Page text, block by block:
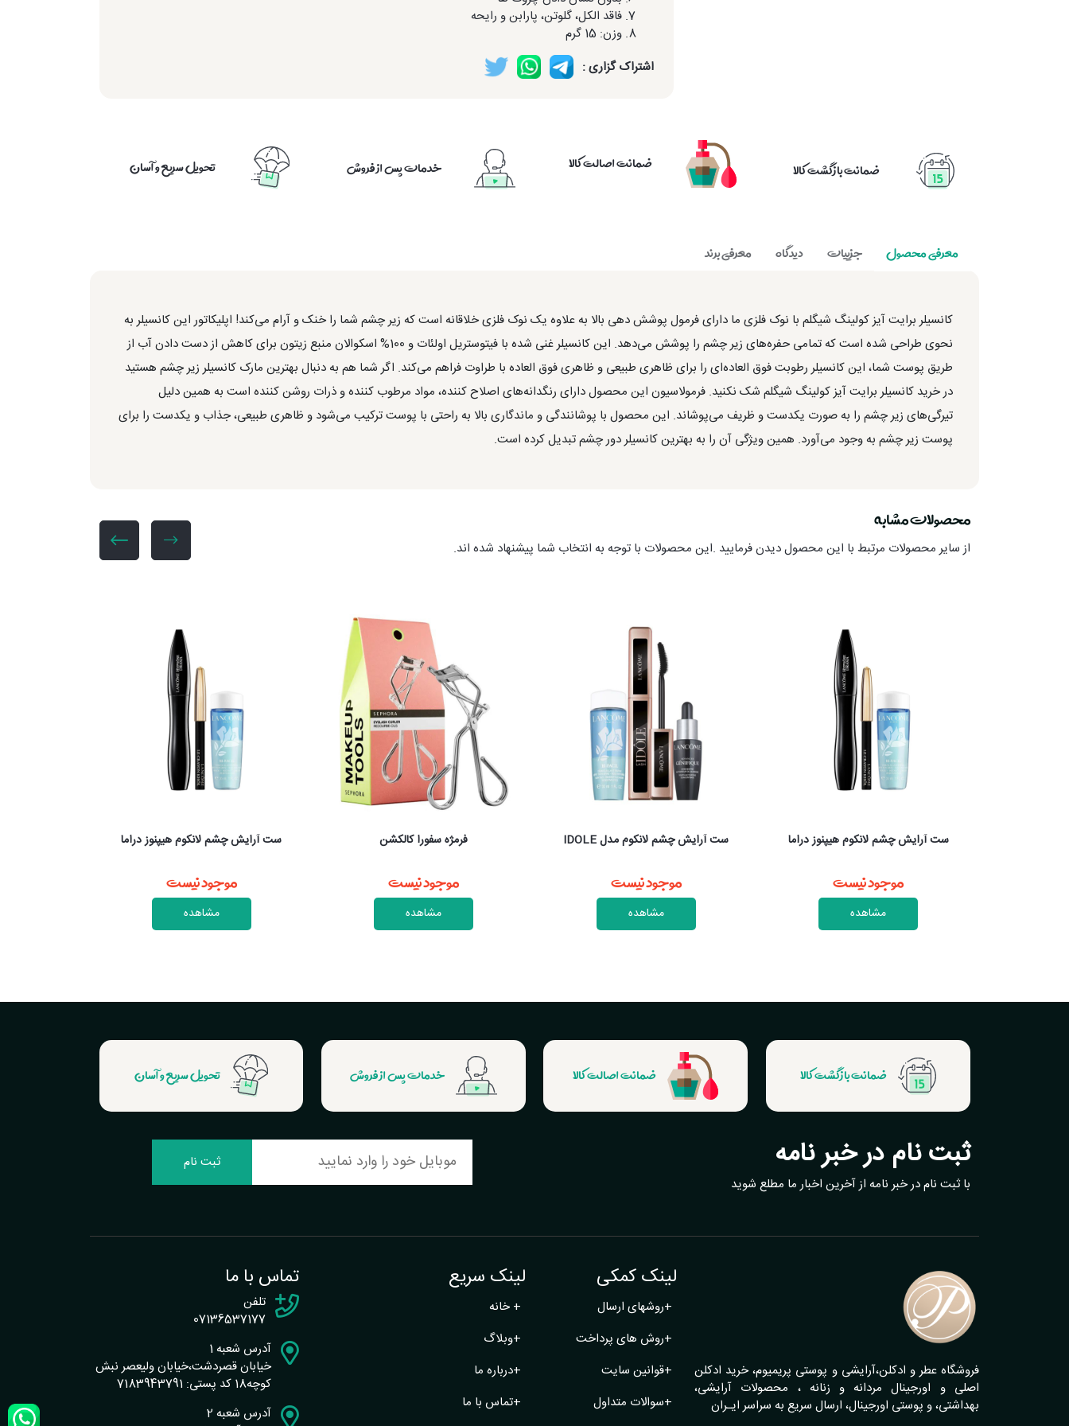
فاقد الکل، گلوتن، پارابن و رایحه
وزن: 15 گرم
اشتراک گزاری :
ضمانت بازگشت کالا ضمانت اصالت کالا خدمات پس از فروش تحویل سریع و آسان
معرفی محصول جزییات دیدگاه معرفی برند
کانسیلر برایت آیز کولینگ شیگلم با نوک فلزی ما دارای فرمول پوشش دهی بالا به علاوه یک نوک فلزی خلاقانه است که زیر چشم شما را خنک و آرام می‌کند! اپلیکاتور این کانسیلر به
نحوی طراحی شده است که تمامی حفره‌های زیر چشم را پوشش می‌دهد. این کانسیلر غنی شده با فیتوستریل اولئات و 100% اسکوالان منبع زیتون برای کاهش از دست دادن آب از
طریق پوست شما، این کانسیلر رطوبت فوق العاده‌ای را برای ظاهری طبیعی و ظاهری فوق العاده با طراوت فراهم می‌کند. اگر شما هم به دنبال بهترین مارک کانسیلر زیر چشم هستید
در خرید کانسیلر برایت آیز کولینگ شیگلم شک نکنید. فرمولاسیون این محصول دارای رنگدانه‌های اصلاح کننده، مواد مرطوب کننده و ذرات روشن کننده است به همین دلیل
تیرگی‌های زیر چشم را به صورت یکدست و ظریف می‌پوشاند. این محصول با پوشانندگی و ماندگاری بالا به راحتی با پوست ترکیب می‌شود و ظاهری طبیعی، جذاب و یکدست را برای
پوست زیر چشم به وجود می‌آورد‌. همین ویژگی آن را به بهترین کانسیلر دور چشم تبدیل کرده است.
محصولات مشابه
از سایر محصولات مرتبط با این محصول دیدن فرمایید .این محصولات با توجه به انتخاب شما پیشنهاد شده اند.
ست آرایش چشم لانکوم مدل IDOLE
موجود نیست
مشاهده
فرمژه سفورا کالکشن
موجود نیست
مشاهده
ست آرایش چشم لانکوم هیپنوز دراما
موجود نیست
مشاهده
ست آرایش چشم لانکوم مدل IDOLE
موجود نیست
مشاهده
ضمانت بازگشت کالا ضمانت اصالت کالا خدمات پس از فروش تحویل سریع و آسان
ثبت نام در خبر نامه
با ثبت نام در خبر نامه از آخرین اخبار ما مطلع شوید
ثبت نام
فروشگاه عطر و ادکلن،آرایشی و پوستی پریمیوم، خرید ادکلن
اصلی و اورجینال مردانه و زنانه ، محصولات آرایشی،
بهداشتی، و پوستی اورجینال، ارسال سریع به سراسر ایـران
لینک کمکی
+روشهای ارسال
+روش های پرداخت
+قوانین سایت
+سوالات متداول
لینک سریع
+خانه
+وبلاگ
+درباره ما
+تماس با ما
تماس با ما
تلفن
07136537177
آدرس شعبه 1
خیابان قصردشت،خیابان ولیعصر نبش
کوچه18 کد پستی: 7183943791
آدرس شعبه 2